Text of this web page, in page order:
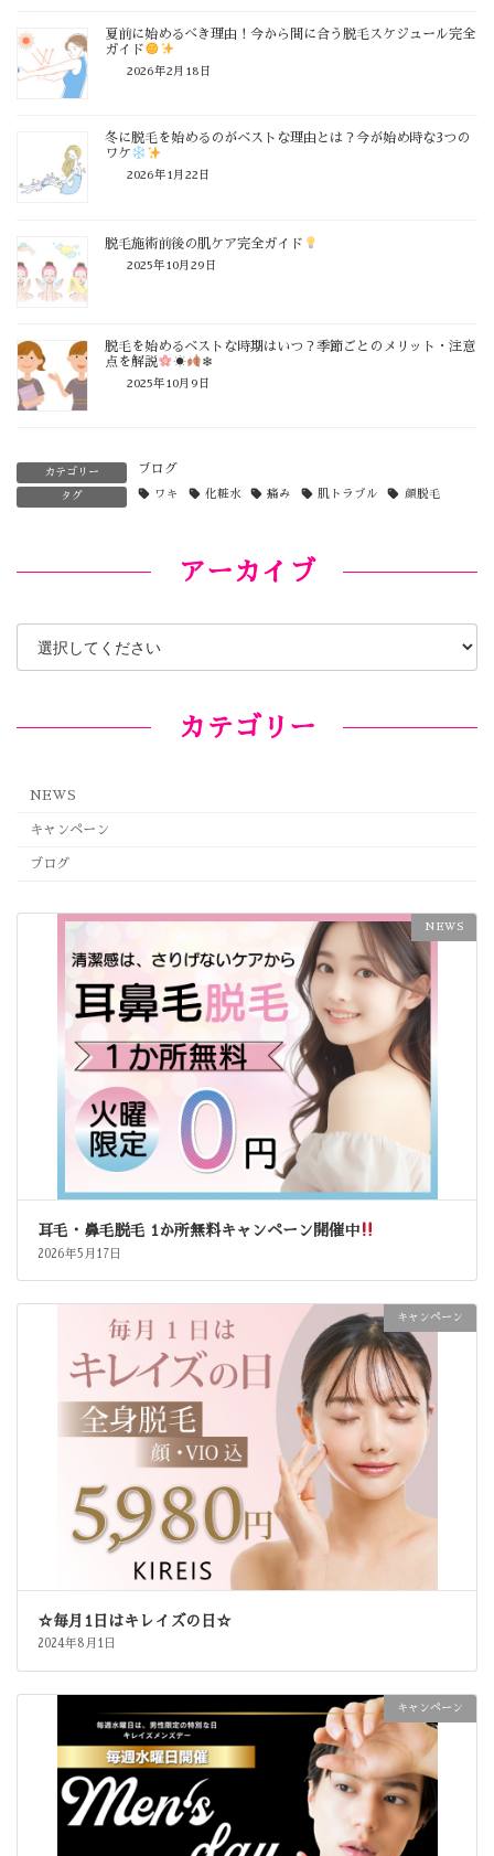
夏前に始めるべき理由！今から間に合う脱毛スケジュール完全
ガイド
2026年2月18日
冬に脱毛を始めるのがベストな理由とは？今が始め時な3つの
ワケ
2026年1月22日
脱毛施術前後の肌ケア完全ガイド
2025年10月29日
脱毛を始めるベストな時期はいつ？季節ごとのメリット・注意
点を解説
☀ ❄
2025年10月9日
カテゴリー ブログ
タグ ワキ 化粧水 痛み 肌トラブル 顔脱毛
アーカイブ
カテゴリー
NEWS
キャンペーン
ブログ
NEWS
耳毛・鼻毛脱毛 1か所無料キャンペーン開催中
2026年5月17日
キャンペーン
☆毎月1日はキレイズの日☆
2024年8月1日
キャンペーン